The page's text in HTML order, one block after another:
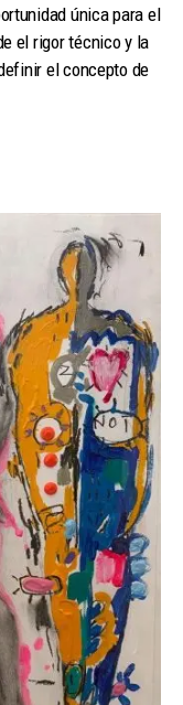
única para el
el rigor técnico y la
el concepto de